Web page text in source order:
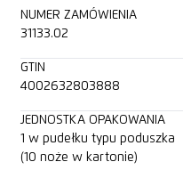
NUMER ZAMÓWIENIA
31133.02
GTIN
4002632803888
JEDNOSTKA OPAKOWANIA
1 w pudełku typu poduszka
(10 noże w kartonie)